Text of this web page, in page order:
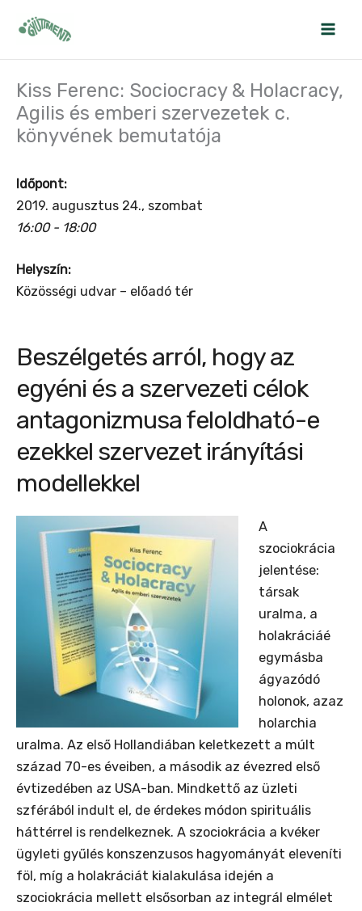
Kiss Ferenc: Sociocracy & Holacracy,
Agilis és emberi szervezetek c.
könyvének bemutatója
Időpont:
2019. augusztus 24., szombat
16:00 - 18:00
Helyszín:
Közösségi udvar – előadó tér
Beszélgetés arról, hogy az
egyéni és a szervezeti célok
antagonizmusa feloldható-e
ezekkel szervezet irányítási
modellekkel
A
szociokrácia
jelentése:
társak
uralma, a
holakráciáé
egymásba
ágyazódó
holonok, azaz
holarchia
uralma. Az első Hollandiában keletkezett a múlt
század 70-es éveiben, a második az évezred első
évtizedében az USA-ban. Mindkettő az üzleti
szférából indult el, de érdekes módon spirituális
háttérrel is rendelkeznek. A szociokrácia a kvéker
ügyleti gyűlés konszenzusos hagyományát eleveníti
föl, míg a holakráciát kialakulása idején a
szociokrácia mellett elsősorban az integrál elmélet